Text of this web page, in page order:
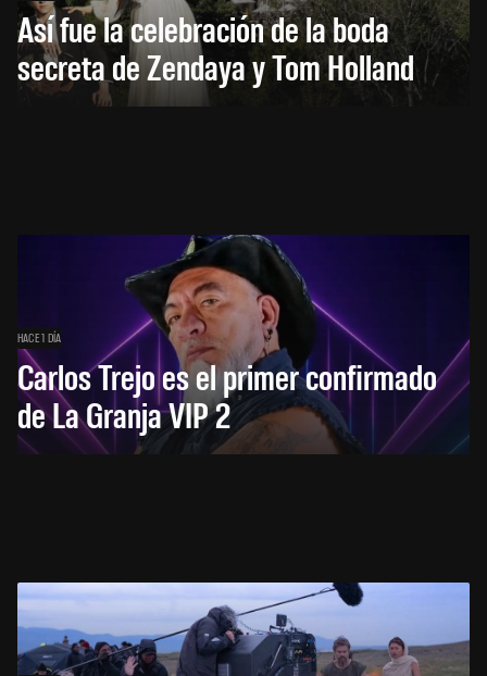
Así fue la celebración de la boda
secreta de Zendaya y Tom Holland
HACE 1 DÍA
Carlos Trejo es el primer confirmado
de La Granja VIP 2